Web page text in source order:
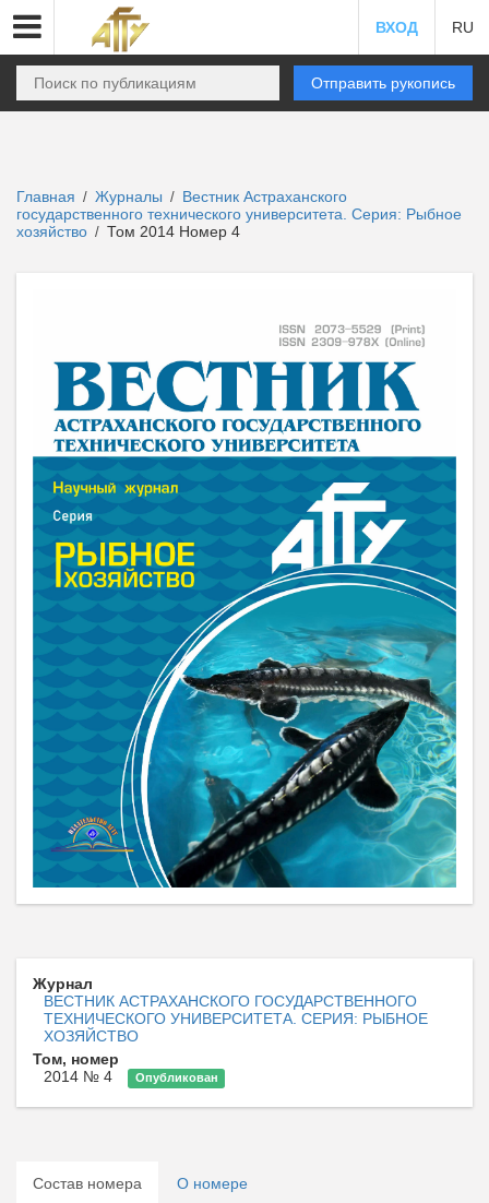
ВХОД RU
Отправить рукопись
Главная / Журналы / Вестник Астраханского
государственного технического университета. Серия: Рыбное
хозяйство / Том 2014 Номер 4
Журнал
ВЕСТНИК АСТРАХАНСКОГО ГОСУДАРСТВЕННОГО
ТЕХНИЧЕСКОГО УНИВЕРСИТЕТА. СЕРИЯ: РЫБНОЕ
ХОЗЯЙСТВО
Том, номер
2014 № 4
Опубликован
Состав номера О номере